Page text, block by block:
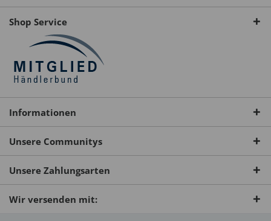
Shop Service
Informationen
Unsere Communitys
Unsere Zahlungsarten
Wir versenden mit: